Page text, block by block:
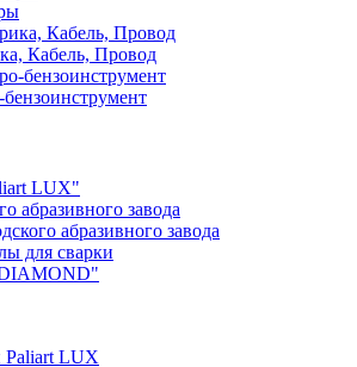
Кабель, Провод
LUX"
абразивного завода
абразивного завода
для сварки